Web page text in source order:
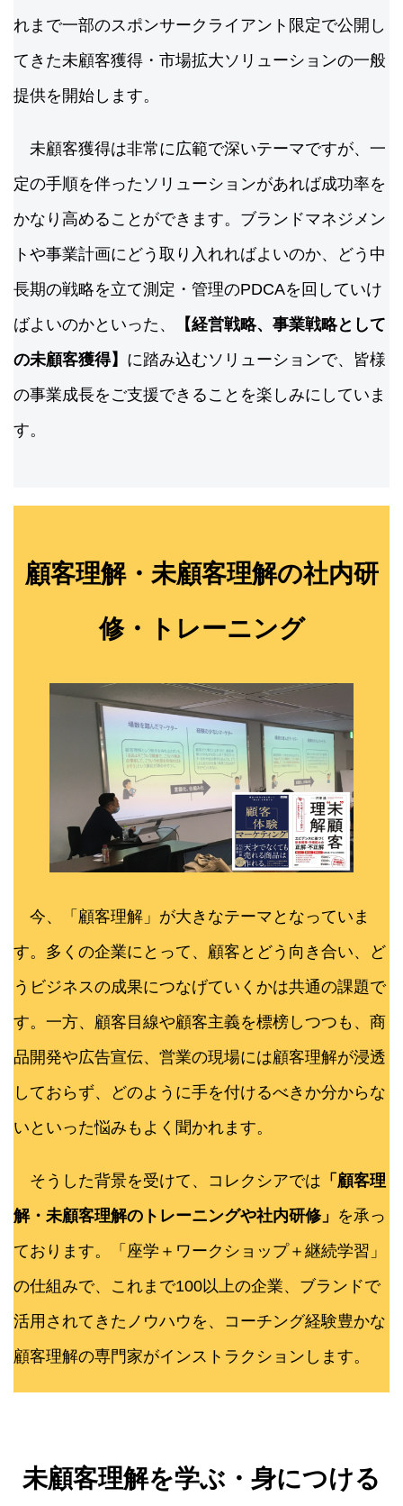
れまで一部のスポンサークライアント限定で公開し
てきた未顧客獲得・市場拡大ソリューションの一般
提供を開始します。
未顧客獲得は非常に広範で深いテーマですが、一
定の手順を伴ったソリューションがあれば成功率を
かなり高めることができます。ブランドマネジメン
トや事業計画にどう取り入れればよいのか、どう中
長期の戦略を立て測定・管理のPDCAを回していけ
ばよいのかといった、
【経営戦略、事業戦略として
の未顧客獲得】 に踏み込むソリューションで、皆様
の事業成長をご支援できることを楽しみにしていま
す。
顧客理解・未顧客理解の社内研
修・トレーニング
今、「顧客理解」が大きなテーマとなっていま
す。多くの企業にとって、顧客とどう向き合い、ど
うビジネスの成果につなげていくかは共通の課題で
す。一方、顧客目線や顧客主義を標榜しつつも、商
品開発や広告宣伝、営業の現場には顧客理解が浸透
しておらず、どのように手を付けるべきか分からな
いといった悩みもよく聞かれます。
そうした背景を受けて、コレクシアでは 「顧客理
解・未顧客理解のトレーニングや社内研修」 を承っ
ております。「座学＋ワークショップ＋継続学習」
の仕組みで、これまで100以上の企業、ブランドで
活用されてきたノウハウを、コーチング経験豊かな
顧客理解の専門家がインストラクションします。
未顧客理解を学ぶ・身につける